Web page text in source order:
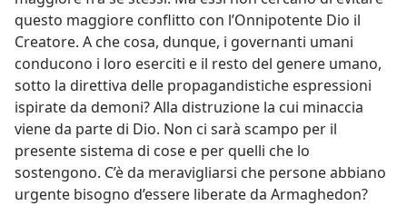
questo maggiore conflitto con l’Onnipotente Dio il
Creatore. A che cosa, dunque, i governanti umani
conducono i loro eserciti e il resto del genere umano,
sotto la direttiva delle propagandistiche espressioni
ispirate da demoni? Alla distruzione la cui minaccia
viene da parte di Dio. Non ci sarà scampo per il
presente sistema di cose e per quelli che lo
sostengono. C’è da meravigliarsi che persone abbiano
urgente bisogno d’essere liberate da Armaghedon?